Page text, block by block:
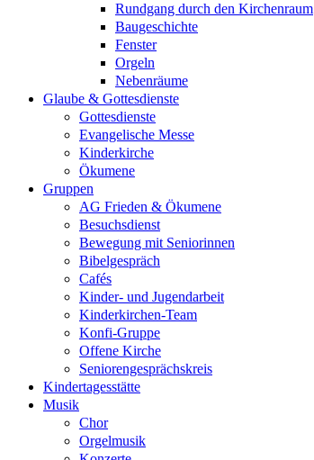
Rundgang durch den Kirchenraum
Baugeschichte
Fenster
Orgeln
Nebenräume
Glaube & Gottesdienste
Gottesdienste
Evangelische Messe
Kinderkirche
Ökumene
Gruppen
AG Frieden & Ökumene
Besuchsdienst
Bewegung mit Seniorinnen
Bibelgespräch
Cafés
Kinder- und Jugendarbeit
Kinderkirchen-Team
Konfi-Gruppe
Offene Kirche
Seniorengesprächskreis
Kindertagesstätte
Musik
Chor
Orgelmusik